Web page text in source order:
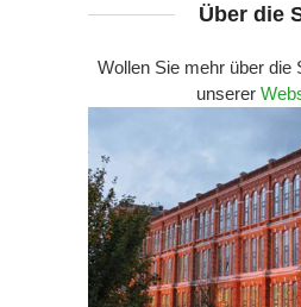
Über die
Wollen Sie mehr über die
unserer